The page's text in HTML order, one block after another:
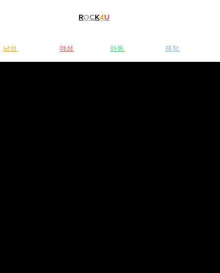
ROCK4U
남성 아동
여성 제작